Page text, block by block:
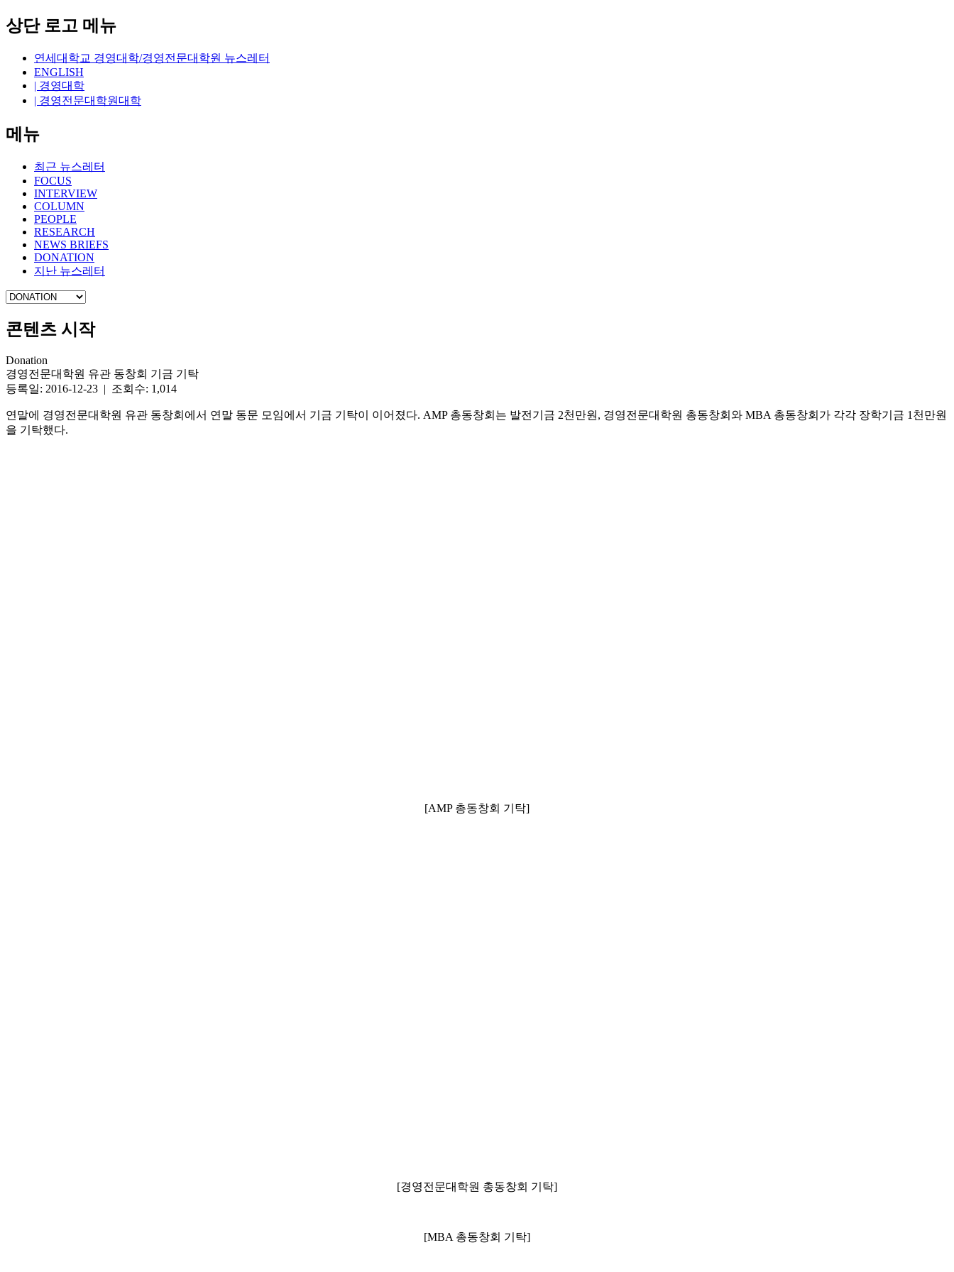
상단 로고 메뉴
연세대학교 경영대학/경영전문대학원 뉴스레터
ENGLISH
| 경영대학
| 경영전문대학원대학
메뉴
최근 뉴스레터
FOCUS
INTERVIEW
COLUMN
PEOPLE
RESEARCH
NEWS BRIEFS
DONATION
지난 뉴스레터
콘텐츠 시작
Donation
경영전문대학원 유관 동창회 기금 기탁
등록일: 2016-12-23 | 조회수: 1,014
연말에 경영전문대학원 유관 동창회에서 연말 동문 모임에서 기금 기탁이 이어졌다. AMP 총동창회는 발전기금 2천만원, 경영전문대학원 총동창회와 MBA 총동창회가 각각 장학기금 1천만원
을 기탁했다.
[AMP 총동창회 기탁]
[경영전문대학원 총동창회 기탁]
[MBA 총동창회 기탁]